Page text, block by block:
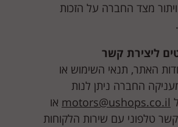
מצד החברה על הזכות
ליצירת קשר
האתר, תנאי השימוש או
החברה ניתן לנות
motors@ushops.co.il או
קשר טלפוני עם שירות הלקוחות